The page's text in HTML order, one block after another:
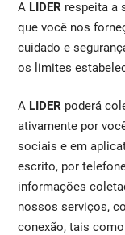
A LIDER respeita a
que você nos
cuidado e
os limites
A LIDER poderá
ativamente por
sociais e em
escrito, por
informações
nossos serviços,
conexão, tais